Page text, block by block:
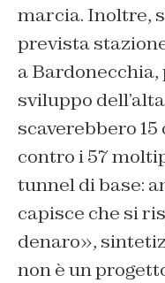
marcia. Inoltre,
prevista
a
sviluppo
scaverebbero
contro i 57
tunnel di base:
capisce che si
denaro»,
non è un